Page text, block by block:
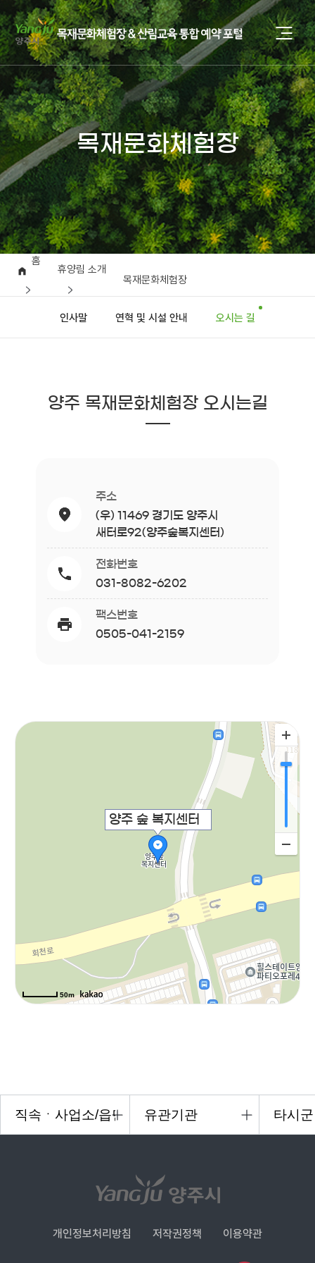
목재문화체험장
홈
휴양림 소개
목재문화체험장
인사말 연혁 및 시설 안내 오시는 길
양주 목재문화체험장 오시는길
주소
(우) 11469 경기도 양주시
새터로92(양주숲복지센터)
전화번호
031-8082-6202
팩스번호
0505-041-2159
양주 숲 복지센터
50m
개인정보처리방침 저작권정책 이용약관